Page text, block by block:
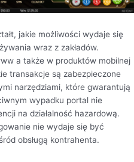
jakie możliwości wydaje się
wraz z zakładów.
a także w produktów mobilnej
transakcje są zabezpieczone
narzędziami, które gwarantują
wypadku portal nie
na działalność hazardową.
nie wydaje się być
obsługą kontrahenta.